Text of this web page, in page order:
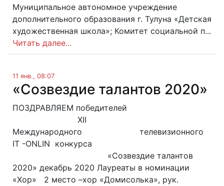
Муниципальное автономное учреждение
дополнительного образования г. Тулуна «Детская
художественная школа»; Комитет социальной п...
Читать далее...
11 янв., 08:07
«Cозвездие талантов 2020»
ПОЗДРАВЛЯЕМ победителей
XII
Международного телевизионного
IT -ONLIN конкурса
«Cозвездие талантов
2020» декабрь 2020 Лауреаты в номинации
«Хор» 2 место –хор «Домисолька», рук.